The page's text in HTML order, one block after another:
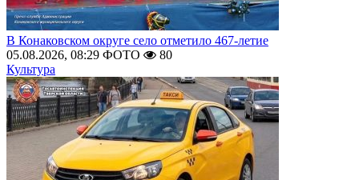
В Конаковском округе село отметило 467-летие
05.08.2026, 08:29 ФОТО
80
Культура